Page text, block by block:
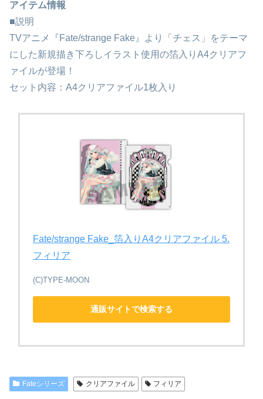
アイテム情報
■説明
TVアニメ『Fate/strange Fake』より「チェス」をテーマ
にした新規描き下ろしイラスト使用の箔入りA4クリアフ
ァイルが登場！
セット内容：A4クリアファイル1枚入り
Fate/strange Fake_箔入りA4クリアファイル 5.
フィリア
(C)TYPE-MOON
通販サイトで検索する
Fateシリーズ クリアファイル フィリア